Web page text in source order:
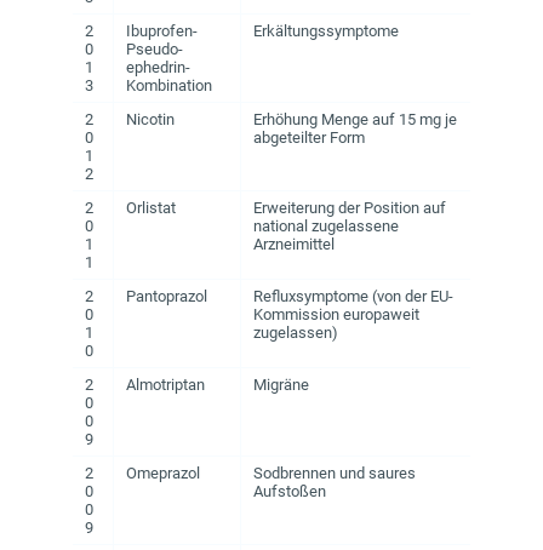
2
0
1
3
Ibuprofen-
Pseudo-
ephedrin-
Kombination
Erkältungssymptome
2
0
1
2
Nicotin
Erhöhung Menge auf 15 mg je
abgeteilter Form
2
0
1
1
Orlistat
Erweiterung der Position auf
national zugelassene
Arzneimittel
2
0
1
0
Pantoprazol
Refluxsymptome (von der EU-
Kommission europaweit
zugelassen)
2
0
0
9
Almotriptan Migräne
2
0
0
9
Omeprazol
Sodbrennen und saures
Aufstoßen